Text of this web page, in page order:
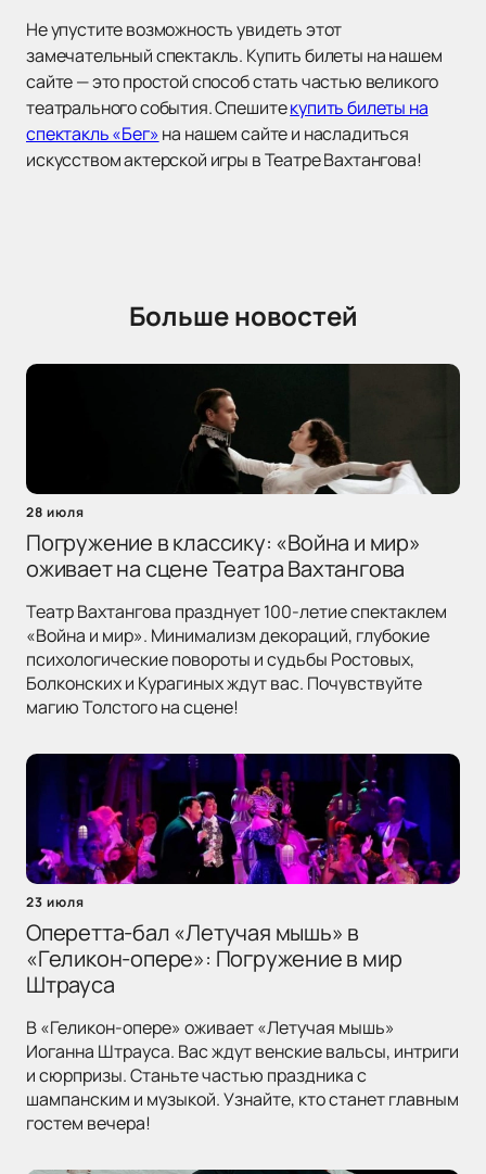
Не упустите возможность увидеть этот
замечательный спектакль. Купить билеты на нашем
сайте — это простой способ стать частью великого
театрального события. Спешитекупить билеты на
спектакль «Бег»на нашем сайте и насладиться
искусством актерской игры в Театре Вахтангова!
Больше новостей
28 июля
Погружение в классику: «Война и мир»
оживает на сцене Театра Вахтангова
Театр Вахтангова празднует 100-летие спектаклем
«Война и мир». Минимализм декораций, глубокие
психологические повороты и судьбы Ростовых,
Болконских и Курагиных ждут вас. Почувствуйте
магию Толстого на сцене!
23 июля
Оперетта-бал «Летучая мышь» в
«Геликон-опере»: Погружение в мир
Штрауса
В «Геликон-опере» оживает «Летучая мышь»
Иоганна Штрауса. Вас ждут венские вальсы, интриги
и сюрпризы. Станьте частью праздника с
шампанским и музыкой. Узнайте, кто станет главным
гостем вечера!